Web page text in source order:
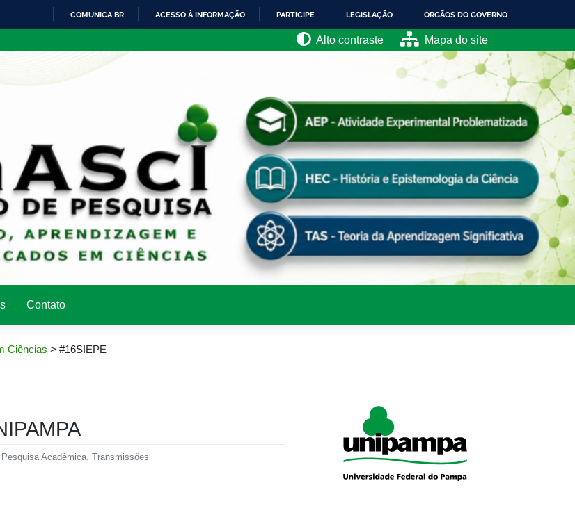
CONTEÚDO
COMUNICA BR ACESSO À INFORMAÇÃO PARTICIPE LEGISLAÇÃO ÓRGÃOS DO GOVERNO
Alto contraste Mapa do site
Contato
Ciências > #16SIEPE
Pesquisa Acadêmica, Transmissões